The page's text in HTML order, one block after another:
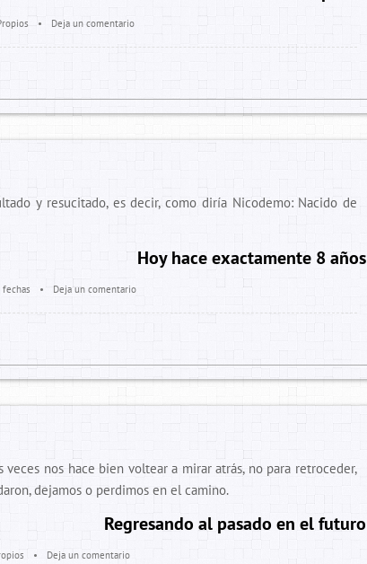
• Deja un comentario
y resucitado, es decir, como diría Nicodemo: Nacido de
Hoy hace exactamente 8 años
fechas • Deja un comentario
nos hace bien voltear a mirar atrás, no para retroceder,
dejamos o perdimos en el camino.
Regresando al pasado en el futuro
• Deja un comentario